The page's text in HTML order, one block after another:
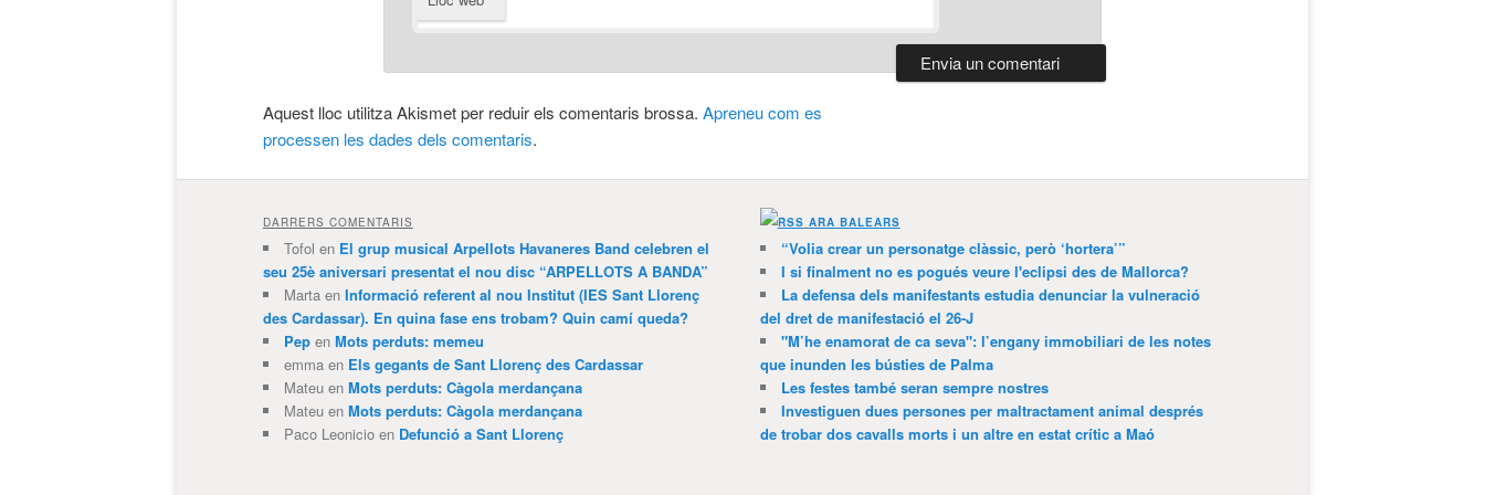
Aquest lloc utilitza Akismet per reduir els comentaris brossa. Apreneu com es
processen les dades dels comentaris.
DARRERS COMENTARIS
Tofol en El grup musical Arpellots Havaneres Band celebren el
seu 25è aniversari presentat el nou disc “ARPELLOTS A BANDA”
Martaen Informació referent al nou Institut (IES Sant Llorenç
des Cardassar). En quina fase ens trobam? Quin camí queda?
Pepen Mots perduts: memeu
emmaen Els gegants de Sant Llorenç des Cardassar
Mateuen Mots perduts: Càgola merdançana
Mateuen Mots perduts: Càgola merdançana
Paco Leonicioen Defunció a Sant Llorenç
ARA BALEARS
“Volia crear un personatge clàssic, però ‘hortera’”
I si finalment no es pogués veure l'eclipsi des de Mallorca?
La defensa dels manifestants estudia denunciar la vulneració
del dret de manifestació el 26-J
"M’he enamorat de ca seva": l’engany immobiliari de les notes
que inunden les bústies de Palma
Les festes també seran sempre nostres
Investiguen dues persones per maltractament animal després
de trobar dos cavalls morts i un altre en estat crític a Maó